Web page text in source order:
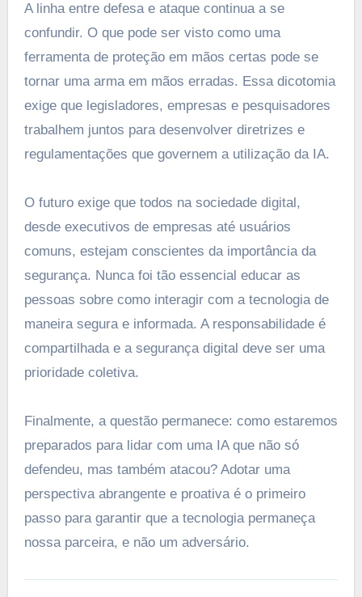
A linha entre defesa e ataque continua a se
confundir. O que pode ser visto como uma
ferramenta de proteção em mãos certas pode se
tornar uma arma em mãos erradas. Essa dicotomia
exige que legisladores, empresas e pesquisadores
trabalhem juntos para desenvolver diretrizes e
regulamentações que governem a utilização da IA.
O futuro exige que todos na sociedade digital,
desde executivos de empresas até usuários
comuns, estejam conscientes da importância da
segurança. Nunca foi tão essencial educar as
pessoas sobre como interagir com a tecnologia de
maneira segura e informada. A responsabilidade é
compartilhada e a segurança digital deve ser uma
prioridade coletiva.
Finalmente, a questão permanece: como estaremos
preparados para lidar com uma IA que não só
defendeu, mas também atacou? Adotar uma
perspectiva abrangente e proativa é o primeiro
passo para garantir que a tecnologia permaneça
nossa parceira, e não um adversário.